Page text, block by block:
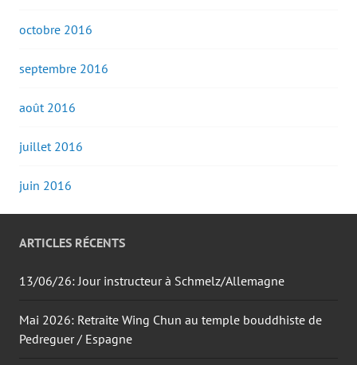
octobre 2016
septembre 2016
août 2016
juillet 2016
juin 2016
ARTICLES RÉCENTS
13/06/26: Jour instructeur à Schmelz/Allemagne
Mai 2026: Retraite Wing Chun au temple bouddhiste de
Pedreguer / Espagne